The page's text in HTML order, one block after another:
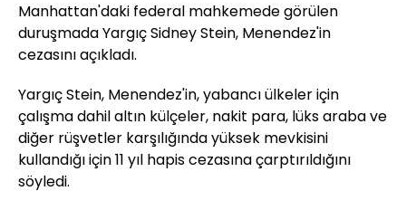
Manhattan'daki federal mahkemede görülen
duruşmada Yargıç Sidney Stein, Menendez'in
cezasını açıkladı.
Yargıç Stein, Menendez'in, yabancı ülkeler için
çalışma dahil altın külçeler, nakit para, lüks araba ve
diğer rüşvetler karşılığında yüksek mevkisini
kullandığı için 11 yıl hapis cezasına çarptırıldığını
söyledi.